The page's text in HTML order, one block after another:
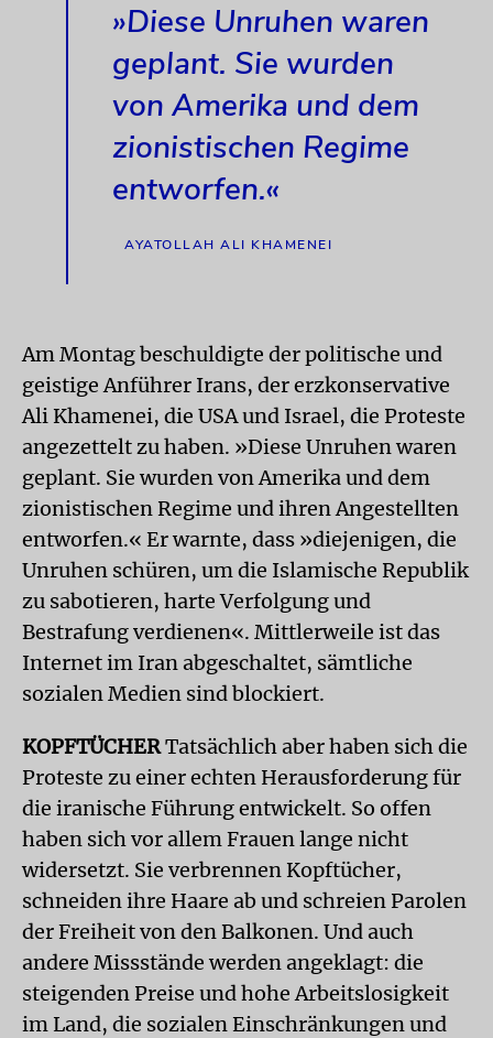
»Diese Unruhen waren
geplant. Sie wurden
von Amerika und dem
zionistischen Regime
entworfen.«
AYATOLLAH ALI KHAMENEI
Am Montag beschuldigte der politische und
geistige Anführer Irans, der erzkonservative
Ali Khamenei, die USA und Israel, die Proteste
angezettelt zu haben. »Diese Unruhen waren
geplant. Sie wurden von Amerika und dem
zionistischen Regime und ihren Angestellten
entworfen.« Er warnte, dass »diejenigen, die
Unruhen schüren, um die Islamische Republik
zu sabotieren, harte Verfolgung und
Bestrafung verdienen«. Mittlerweile ist das
Internet im Iran abgeschaltet, sämtliche
sozialen Medien sind blockiert.
KOPFTÜCHERTatsächlich aber haben sich die
Proteste zu einer echten Herausforderung für
die iranische Führung entwickelt. So offen
haben sich vor allem Frauen lange nicht
widersetzt. Sie verbrennen Kopftücher,
schneiden ihre Haare ab und schreien Parolen
der Freiheit von den Balkonen. Und auch
andere Missstände werden angeklagt: die
steigenden Preise und hohe Arbeitslosigkeit
im Land, die sozialen Einschränkungen und